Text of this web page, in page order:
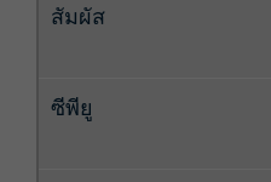
สัมผัส
ซีพียู